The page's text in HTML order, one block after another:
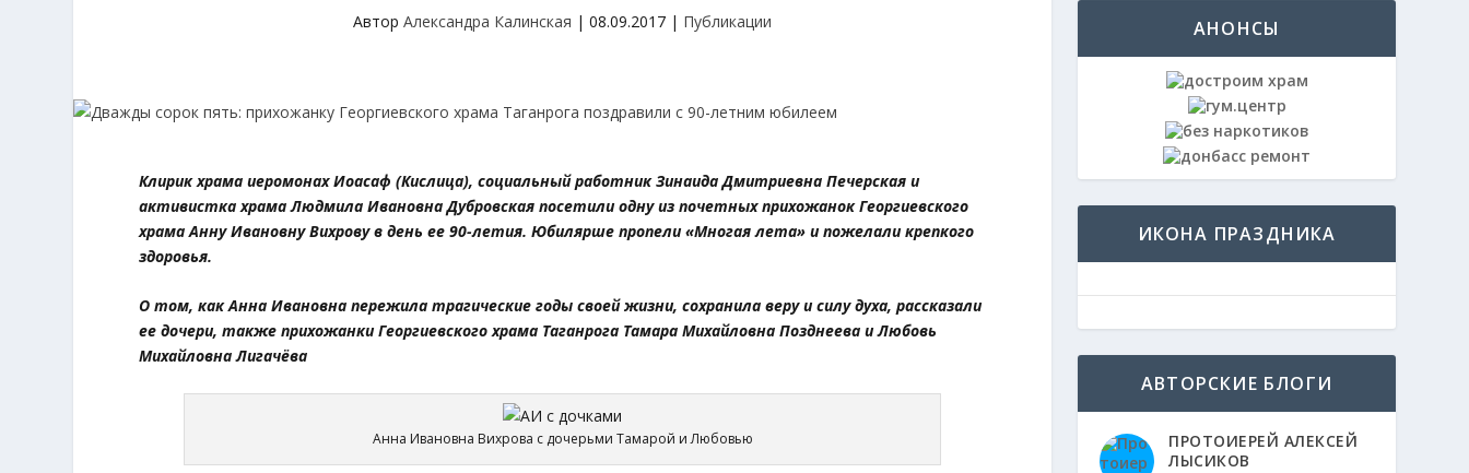
АвторАлександра Калинская |08.09.2017 | Публикации
Клирик храма иеромонах Иоасаф (Кислица), социальный работник Зинаида Дмитриевна Печерская и
активистка храма Людмила Ивановна Дубровская посетили одну из почетных прихожанок Георгиевского
храма Анну Ивановну Вихрову в день ее 90-летия. Юбилярше пропели «Многая лета» и пожелали крепкого
здоровья.
О том, как Анна Ивановна пережила трагические годы своей жизни, сохранила веру и силу духа, рассказали
ее дочери, также прихожанки Георгиевского храма Таганрога Тамара Михайловна Позднеева и Любовь
Михайловна Лигачёва
Анна Ивановна Вихрова с дочерьми Тамарой и Любовью
АНОНСЫ
ИКОНА ПРАЗДНИКА
АВТОРСКИЕ БЛОГИ
ПРОТОИЕРЕЙ АЛЕКСЕЙ
ЛЫСИКОВ